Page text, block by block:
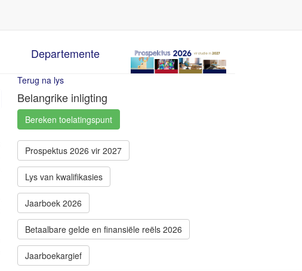
Departemente
Terug na lys
Belangrike inligting
Bereken toelatingspunt
Prospektus 2026 vir 2027
Lys van kwalifikasies
Jaarboek 2026
Betaalbare gelde en finansiële reëls 2026
Jaarboekargief